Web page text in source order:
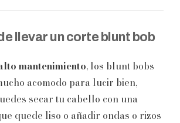
llevar un corte blunt bob
mantenimiento, los blunt bobs
acomodo para lucir bien,
secar tu cabello con una
quede liso o añadir ondas o rizos